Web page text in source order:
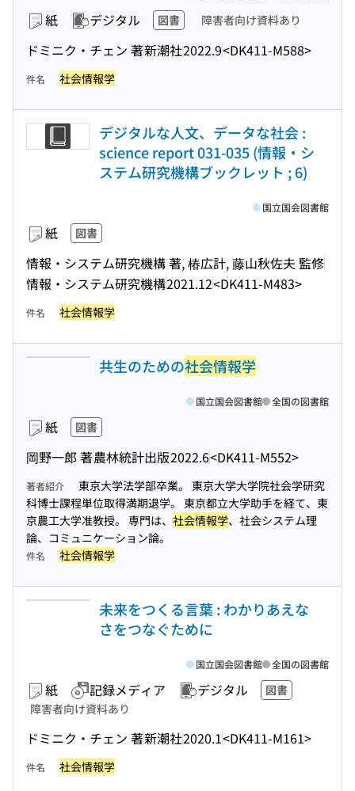
紙 デジタル 図書 障害者向け資料あり
ドミニク・チェン 著新潮社2022.9<DK411-M588>
件名 社会情報学
デジタルな人文、データな社会 :
science report 031-035 (情報・シ
ステム研究機構ブックレット ; 6)
紙 図書
情報・システム研究機構 著, 椿広計, 藤山秋佐夫 監修
情報・システム研究機構2021.12<DK411-M483>
国立国会図書館
件名 社会情報学
共生のための社会情報学
紙 図書
岡野一郎 著農林統計出版2022.6<DK411-M552>
国立国会図書館 全国の図書館
著者紹介
東京大学法学部卒業。 東京大学大学院社会学研究
科博士課程単位取得満期退学。 東京都立大学助手を経て、東
京農工大学准教授。 専門は、 社会情報学、社会システム理
論、コミュニケーション論。
件名 社会情報学
未来をつくる言葉 : わかりあえな
さをつなぐために
紙 記録メディア デジタル
図書
障害者向け資料あり
ドミニク・チェン 著新潮社2020.1<DK411-M161>
国立国会図書館 全国の図書館
件名 社会情報学